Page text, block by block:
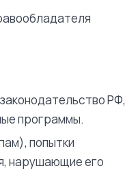
РФ,
программы.
попытки
нарушающие его